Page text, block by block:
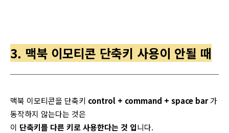
3. 맥북 이모티콘 단축키 사용이 안될 때
맥북 이모티콘을 단축키 control + command + space bar가
동작하지 않는다는 것은
이 단축키를 다른 키로 사용한다는 것 입니다.